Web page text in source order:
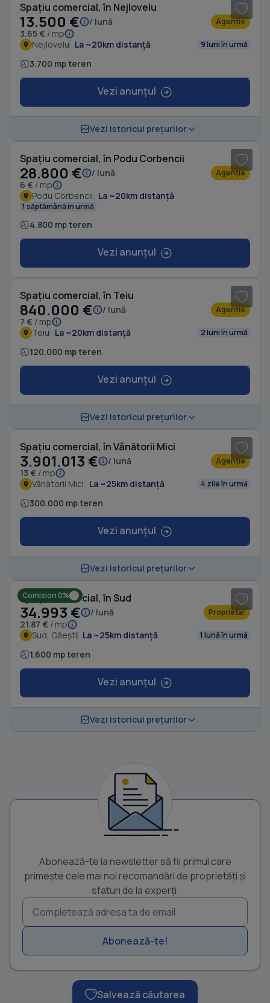
Spațiu comercial, în Nejlovelu
13.500 €
/ lună
3.65 € / mp
Agenție
Nejlovelu La ~20km distanță 9 luni în urmă
3.700 mp teren
Vezi anunțul
Vezi istoricul prețurilor
Spațiu comercial, în Podu Corbencii
28.800 €
/ lună
6 € / mp
Agenție
Podu Corbencii La ~20km distanță
1 săptămână în urmă
4.800 mp teren
Vezi anunțul
Spațiu comercial, în Teiu
840.000 €
/ lună
7 € / mp
Agenție
Teiu La ~20km distanță 2 luni în urmă
120.000 mp teren
Vezi anunțul
Vezi istoricul prețurilor
Spațiu comercial, în Vânătorii Mici
3.901.013 €
/ lună
13 € / mp
Agenție
Vânătorii Mici La ~25km distanță 4 zile în urmă
300.000 mp teren
Vezi anunțul
Vezi istoricul prețurilor
Comision 0%
Spațiu comercial, în Sud
34.993 €
/ lună
21.87 € / mp
Proprietar
Sud, Găești La ~25km distanță 1 lună în urmă
1.600 mp teren
Vezi anunțul
Vezi istoricul prețurilor
Abonează-te la newsletter să fii primul care
primește cele mai noi recomandări de proprietăți și
sfaturi de la experți.
Abonează-te!
Salvează căutarea